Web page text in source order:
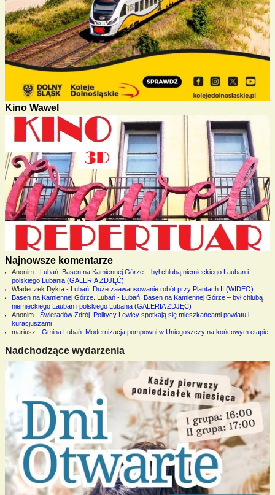
Kino Wawel
Najnowsze komentarze
Anonim- Lubań. Basen na Kamiennej Górze – był chlubą niemieckiego Lauban i
polskiego Lubania (GALERIA ZDJĘĆ)
Władeczek Dykta- Lubań. Duże zaawansowanie robót przy Plantach II (WIDEO)
Basen na Kamiennej Górze. Lubań- Lubań. Basen na Kamiennej Górze – był chlubą
niemieckiego Lauban i polskiego Lubania (GALERIA ZDJĘĆ)
Anonim- Świeradów Zdrój. Politycy Lewicy spotkają się mieszkańcami powiatu i
kuracjuszami
mariusz - Gmina Lubań. Modernizacja pompowni w Uniegoszczy na końcowym etapie
Nadchodzące wydarzenia